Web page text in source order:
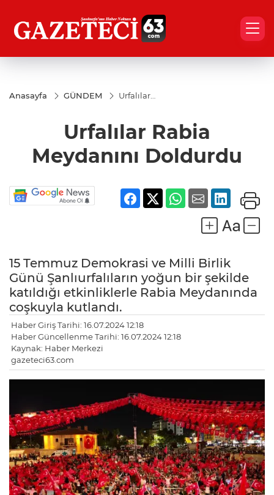
Anasayfa GÜNDEM
Urfalılar
Doldurdu
Urfalılar Rabia
Meydanını Doldurdu
15 Temmuz Demokrasi ve Milli Birlik
Günü Şanlıurfalıların yoğun bir şekilde
katıldığı etkinliklerle Rabia Meydanında
coşkuyla kutlandı.
Haber Giriş Tarihi: 16.07.2024 12:18
Haber Güncellenme Tarihi: 16.07.2024 12:18
Kaynak: Haber Merkezi
gazeteci63.com